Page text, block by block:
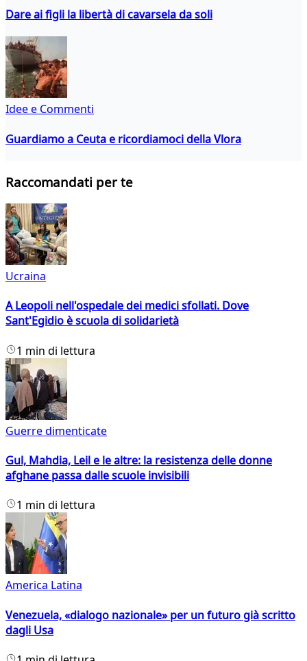
Dare ai figli la libertà di cavarsela da soli
Idee e Commenti
Guardiamo a Ceuta e ricordiamoci della Vlora
Raccomandati per te
Ucraina
A Leopoli nell'ospedale dei medici sfollati. Dove
Sant'Egidio è scuola di solidarietà
1 min di lettura
Guerre dimenticate
Gul, Mahdia, Leil e le altre: la resistenza delle donne
afghane passa dalle scuole invisibili
1 min di lettura
America Latina
Venezuela, «dialogo nazionale» per un futuro già scritto
dagli Usa